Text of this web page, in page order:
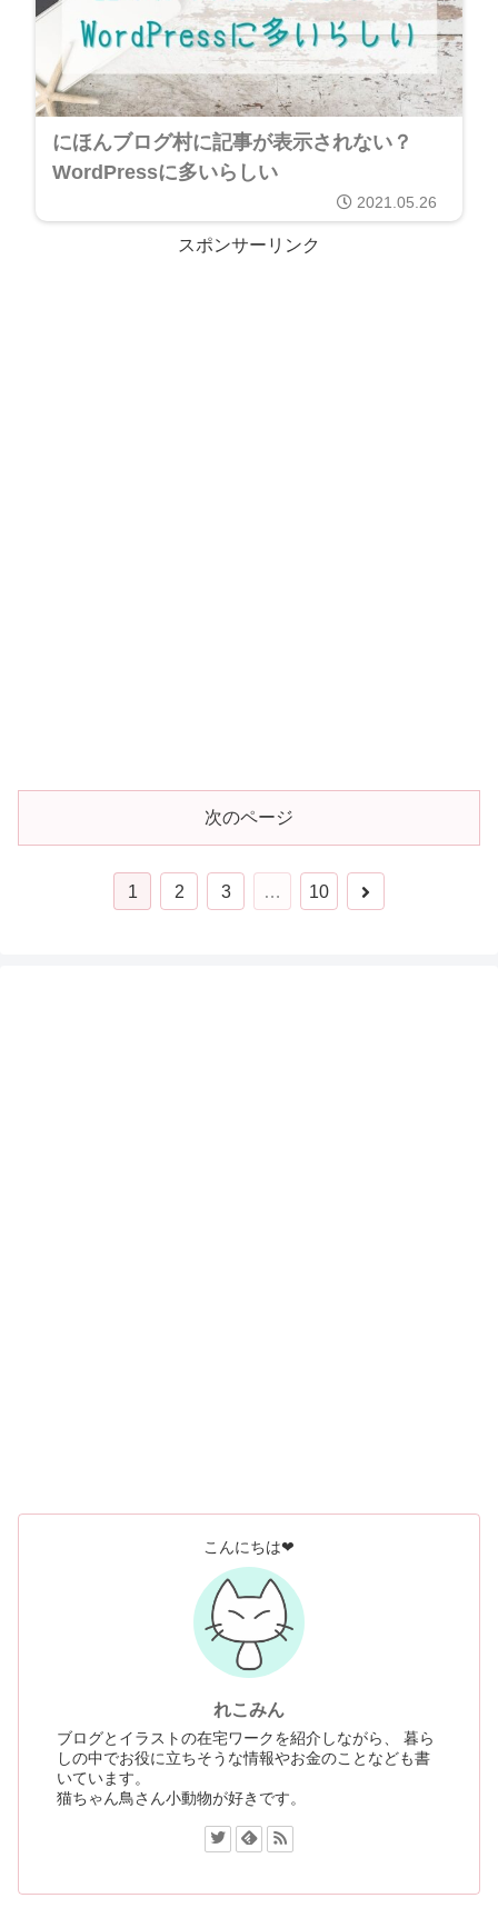
にほんブログ村に記事が表示されない？
WordPressに多いらしい
2021.05.26
スポンサーリンク
次のページ
1 2 3 … 10
こんにちは❤
れこみん
ブログとイラストの在宅ワークを紹介しながら、 暮ら
しの中でお役に立ちそうな情報やお金のことなども書
いています。
猫ちゃん鳥さん小動物が好きです。